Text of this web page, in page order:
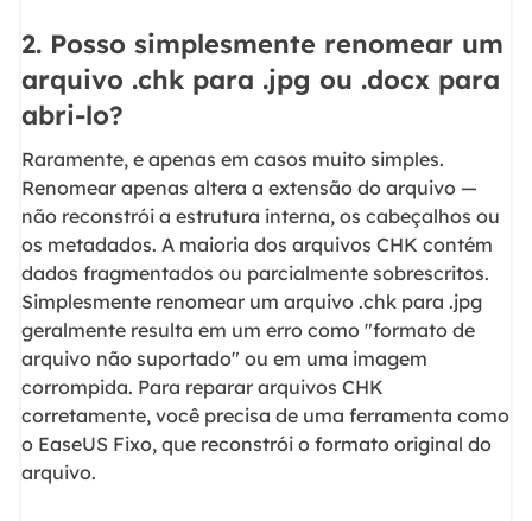
2. Posso simplesmente renomear um
arquivo .chk para .jpg ou .docx para
abri-lo?
Raramente, e apenas em casos muito simples.
Renomear apenas altera a extensão do arquivo —
não reconstrói a estrutura interna, os cabeçalhos ou
os metadados. A maioria dos arquivos CHK contém
dados fragmentados ou parcialmente sobrescritos.
Simplesmente renomear um arquivo .chk para .jpg
geralmente resulta em um erro como "formato de
arquivo não suportado" ou em uma imagem
corrompida. Para reparar arquivos CHK
corretamente, você precisa de uma ferramenta como
o EaseUS Fixo, que reconstrói o formato original do
arquivo.